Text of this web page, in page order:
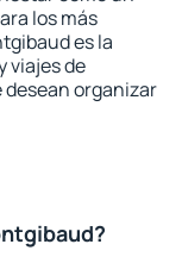
los más
es la
viajes de
desean organizar